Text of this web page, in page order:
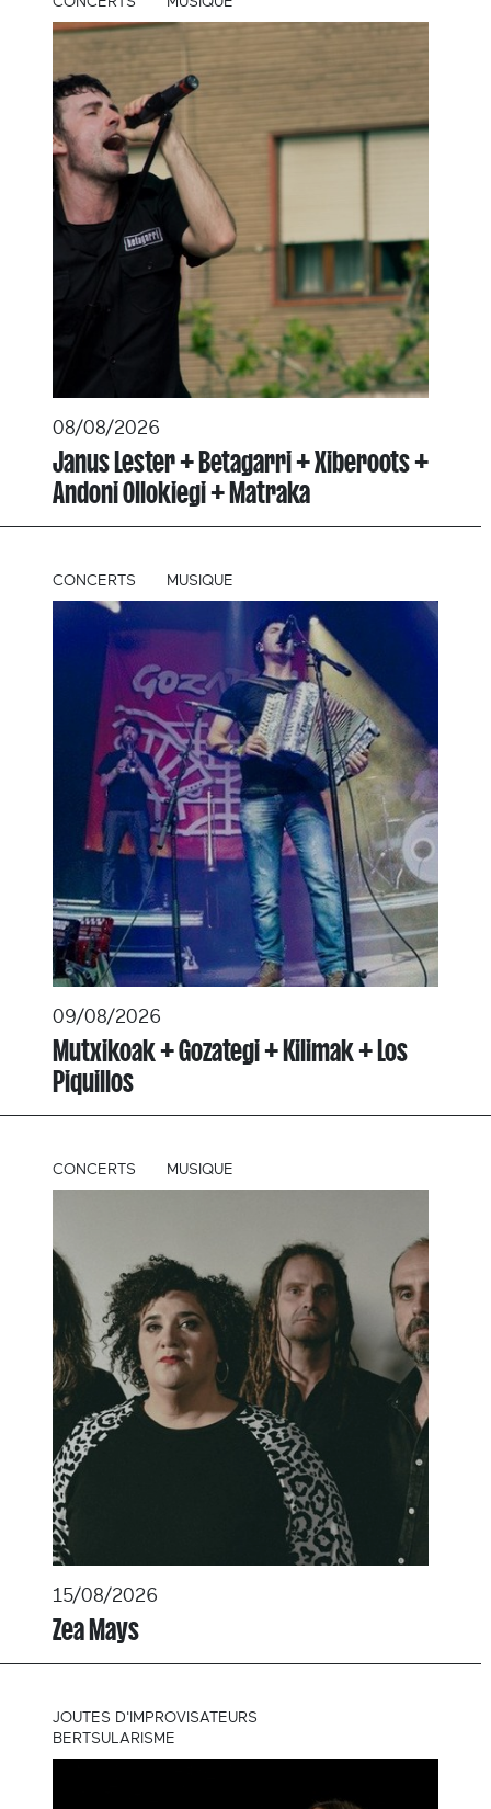
08/08/2026
Janus Lester + Betagarri + Xiberoots +
Andoni Ollokiegi + Matraka
CONCERTS MUSIQUE
09/08/2026
Mutxikoak + Gozategi + Kilimak + Los
Piquillos
CONCERTS MUSIQUE
15/08/2026
Zea Mays
JOUTES D'IMPROVISATEURS
BERTSULARISME